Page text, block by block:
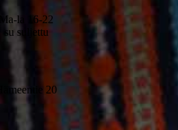
Ma-la 16-22
su suljettu
Hämeentie 20